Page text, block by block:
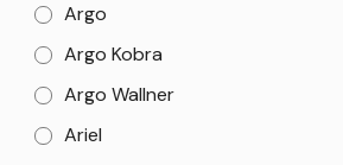
Argo
Argo Kobra
Argo Wallner
Ariel